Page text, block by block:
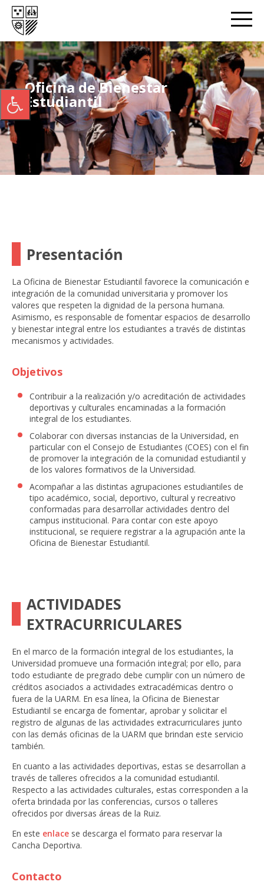
Oficina de Bienestar
Estudiantil
Presentación
La Oficina de Bienestar Estudiantil favorece la comunicación e
integración de la comunidad universitaria y promover los
valores que respeten la dignidad de la persona humana.
Asimismo, es responsable de fomentar espacios de desarrollo
y bienestar integral entre los estudiantes a través de distintas
mecanismos y actividades.
Objetivos
Contribuir a la realización y/o acreditación de actividades
deportivas y culturales encaminadas a la formación
integral de los estudiantes.
Colaborar con diversas instancias de la Universidad, en
particular con el Consejo de Estudiantes (COES) con el fin
de promover la integración de la comunidad estudiantil y
de los valores formativos de la Universidad.
Acompañar a las distintas agrupaciones estudiantiles de
tipo académico, social, deportivo, cultural y recreativo
conformadas para desarrollar actividades dentro del
campus institucional. Para contar con este apoyo
institucional, se requiere registrar a la agrupación ante la
Oficina de Bienestar Estudiantil.
ACTIVIDADES
EXTRACURRICULARES
En el marco de la formación integral de los estudiantes, la
Universidad promueve una formación integral; por ello, para
todo estudiante de pregrado debe cumplir con un número de
créditos asociados a actividades extracadémicas dentro o
fuera de la UARM. En esa línea, la Oficina de Bienestar
Estudiantil se encarga de fomentar, aprobar y solicitar el
registro de algunas de las actividades extracurriculares junto
con las demás oficinas de la UARM que brindan este servicio
también.
En cuanto a las actividades deportivas, estas se desarrollan a
través de talleres ofrecidos a la comunidad estudiantil.
Respecto a las actividades culturales, estas corresponden a la
oferta brindada por las conferencias, cursos o talleres
ofrecidos por diversas áreas de la Ruiz.
En este enlace se descarga el formato para reservar la
Cancha Deportiva.
Contacto